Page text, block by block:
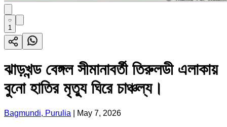
1
ঝাড়খন্ড বেঙ্গল সীমানাবর্তী তিরুলডী এলাকায়
বুনো হাতির মৃত্যু ঘিরে চাঞ্চল্য।
Bagmundi, Purulia May 7, 2026